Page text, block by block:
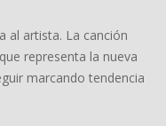
al artista. La canción
representa la nueva
marcando tendencia